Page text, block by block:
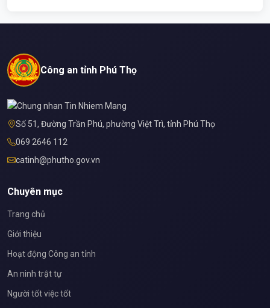
Công an tỉnh Phú Thọ
Số 51, Đường Trần Phú, phường Việt Trì, tỉnh Phú Thọ
069 2646 112
catinh@phutho.gov.vn
Chuyên mục
Trang chủ
Giới thiệu
Hoạt động Công an tỉnh
An ninh trật tự
Người tốt việc tốt